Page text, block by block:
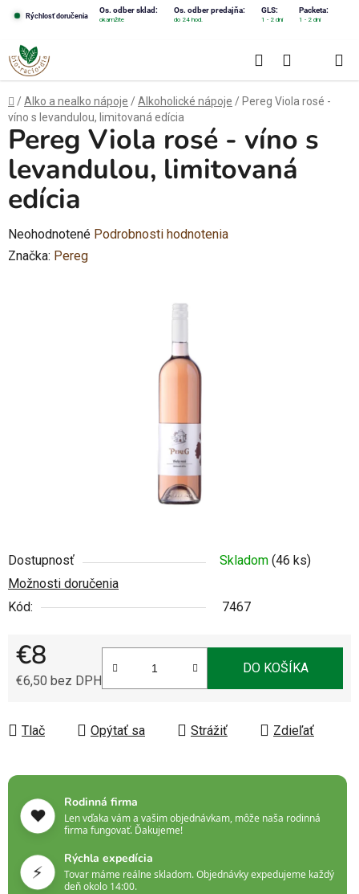
obsah
Rýchlosť doručenia
Os. odber sklad: Os. odber predajňa: GLS: Packeta:
okamžite do 24 hod. 1 - 2 dni 1 - 2 dni
Hľadať
KOŠÍK
Domov
/Alko a nealko nápoje /Alkoholické nápoje / Pereg Viola rosé -
víno s levandulou, limitovaná edícia
Dostupnosť Skladom (46 ks)
Možnosti doručenia
Kód:
7467
€8
€6,50 bez DPH
DO KOŠÍKA
Tlač Opýtať sa Strážiť Zdieľať
Pereg Viola rosé - víno s
levandulou, limitovaná
edícia
Priemerné
hodnotenie
Neohodnotené Podrobnosti hodnotenia
Značka: Pereg
❤️
Rodinná firma
Len vďaka vám a vašim objednávkam, môže naša rodinná
firma fungovať. Ďakujeme!
⚡
Rýchla expedícia
Tovar máme reálne skladom. Objednávky expedujeme každý
deň okolo 14:00.